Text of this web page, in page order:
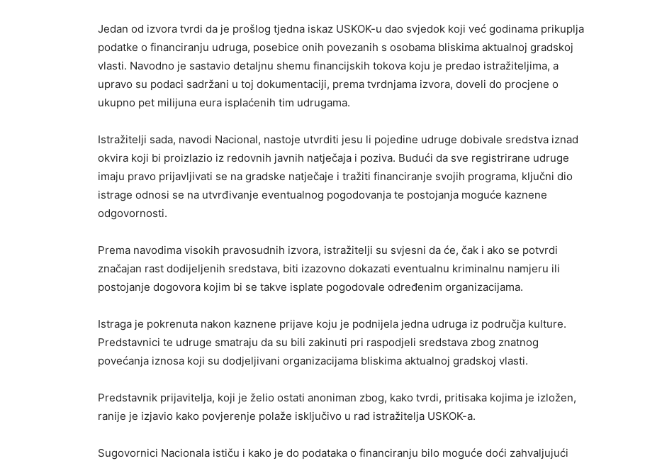
Jedan od izvora tvrdi da je prošlog tjedna iskaz USKOK-u dao svjedok koji već godinama prikuplja
podatke o financiranju udruga, posebice onih povezanih s osobama bliskima aktualnoj gradskoj
vlasti. Navodno je sastavio detaljnu shemu financijskih tokova koju je predao istražiteljima, a
upravo su podaci sadržani u toj dokumentaciji, prema tvrdnjama izvora, doveli do procjene o
ukupno pet milijuna eura isplaćenih tim udrugama.
Istražitelji sada, navodi Nacional, nastoje utvrditi jesu li pojedine udruge dobivale sredstva iznad
okvira koji bi proizlazio iz redovnih javnih natječaja i poziva. Budući da sve registrirane udruge
imaju pravo prijavljivati se na gradske natječaje i tražiti financiranje svojih programa, ključni dio
istrage odnosi se na utvrđivanje eventualnog pogodovanja te postojanja moguće kaznene
odgovornosti.
Prema navodima visokih pravosudnih izvora, istražitelji su svjesni da će, čak i ako se potvrdi
značajan rast dodijeljenih sredstava, biti izazovno dokazati eventualnu kriminalnu namjeru ili
postojanje dogovora kojim bi se takve isplate pogodovale određenim organizacijama.
Istraga je pokrenuta nakon kaznene prijave koju je podnijela jedna udruga iz područja kulture.
Predstavnici te udruge smatraju da su bili zakinuti pri raspodjeli sredstava zbog znatnog
povećanja iznosa koji su dodjeljivani organizacijama bliskima aktualnoj gradskoj vlasti.
Predstavnik prijavitelja, koji je želio ostati anoniman zbog, kako tvrdi, pritisaka kojima je izložen,
ranije je izjavio kako povjerenje polaže isključivo u rad istražitelja USKOK-a.
Sugovornici Nacionala ističu i kako je do podataka o financiranju bilo moguće doći zahvaljujući